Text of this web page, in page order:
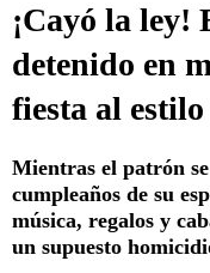
¡Cayó la ley!
detenido en
fiesta al
Mientras el patrón
cumpleaños de su
música, regalos y
un supuesto